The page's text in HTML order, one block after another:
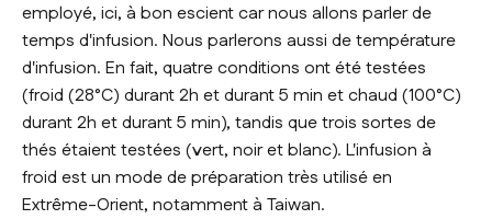
employé, ici, à bon escient car nous allons parler de
temps d'infusion. Nous parlerons aussi de température
d'infusion. En fait, quatre conditions ont été testées
(froid (28°C) durant 2h et durant 5 min et chaud (100°C)
durant 2h et durant 5 min), tandis que trois sortes de
thés étaient testées (vert, noir et blanc). L'infusion à
froid est un mode de préparation très utilisé en
Extrême-Orient, notamment à Taiwan.